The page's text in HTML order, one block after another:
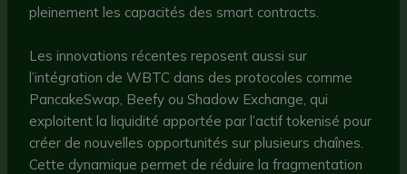
pleinement les capacités des smart contracts.
Les innovations récentes reposent aussi sur
l’intégration de WBTC dans des protocoles comme
PancakeSwap, Beefy ou Shadow Exchange, qui
exploitent la liquidité apportée par l’actif tokenisé pour
créer de nouvelles opportunités sur plusieurs chaînes.
Cette dynamique permet de réduire la fragmentation